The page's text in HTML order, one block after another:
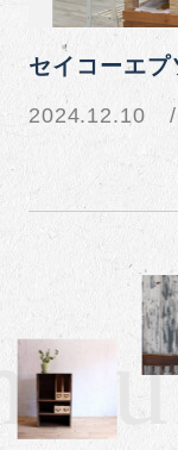
セイコーエプ
2024.12.10